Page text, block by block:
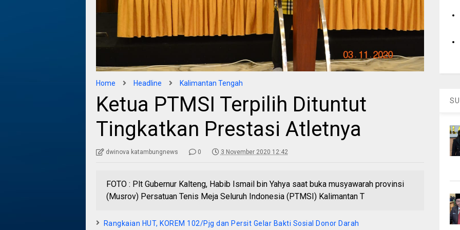
Home Headline Kalimantan Tengah
Ketua PTMSI Terpilih Dituntut
Tingkatkan Prestasi Atletnya
dwinova katambungnews 0 3 November 2020 12:42
FOTO : Plt Gubernur Kalteng, Habib Ismail bin Yahya saat buka musyawarah provinsi
(Musrov) Persatuan Tenis Meja Seluruh Indonesia (PTMSI) Kalimantan T
Rangkaian HUT, KOREM 102/Pjg dan Persit Gelar Bakti Sosial Donor Darah